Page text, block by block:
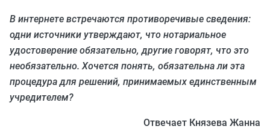
В интернете встречаются противоречивые сведения:
одни источники утверждают, что нотариальное
удостоверение обязательно, другие говорят, что это
необязательно. Хочется понять, обязательна ли эта
процедура для решений, принимаемых единственным
учредителем?
Отвечает Князева Жанна